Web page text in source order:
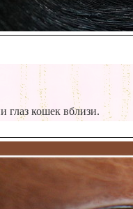
глаз кошек вблизи.